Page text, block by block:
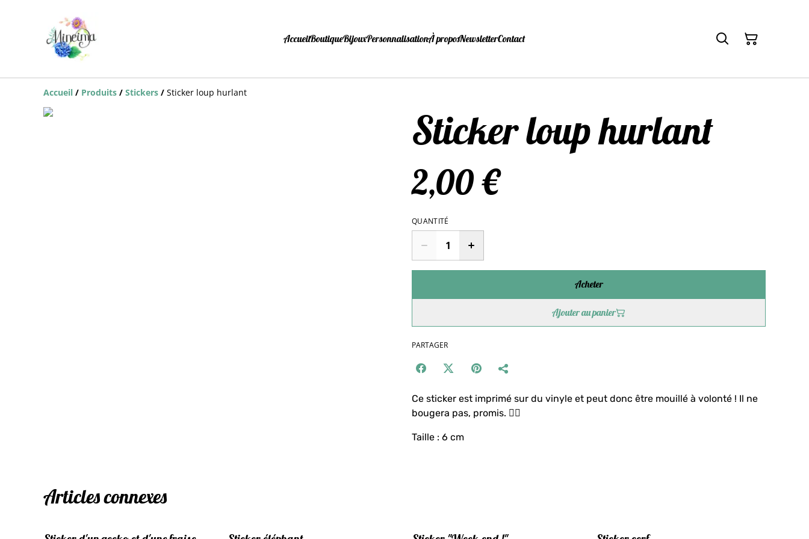
AccueilBoutiqueBijouxPersonnalisationÀ proposNewsletterContact
Accueil / Produits / Stickers / Sticker loup hurlant
Sticker loup hurlant
2,00 €
QUANTITÉ
Acheter
Ajouter au panier
PARTAGER
Ce sticker est imprimé sur du vinyle et peut donc être mouillé à volonté ! Il ne
bougera pas, promis. 👍🏻
Taille : 6 cm
Articles connexes